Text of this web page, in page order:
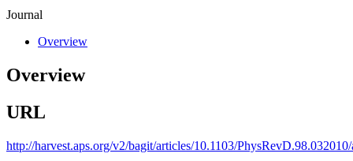
Journal
Overview
Overview
URL
http://harvest.aps.org/v2/bagit/articles/10.1103/